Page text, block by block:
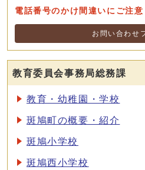
電話番号のかけ間違いにご注意
お問い合わせ
教育委員会事務局総務課
教育・幼稚園・学校
斑鳩町の概要・紹介
斑鳩小学校
斑鳩西小学校